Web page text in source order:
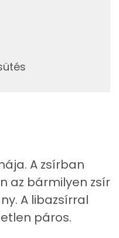
zsírsav
56 mg
A zsírban
az bármilyen zsír
A libazsírral
páros.